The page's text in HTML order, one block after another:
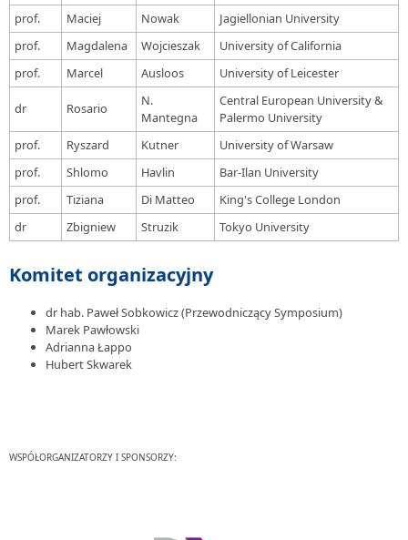
prof. Maciej Nowak
Jagiellonian University
prof.
Magdalena Wojcieszak
University of California
prof.
Marcel Ausloos University of Leicester
dr Rosario
N.
Mantegna
Central European University &
Palermo University
prof.
Ryszard Kutner
University of Warsaw
prof.
Shlomo Havlin
Bar-Ilan University
prof.
Tiziana Di Matteo
King's College London
dr
Zbigniew Struzik Tokyo University
Komitet organizacyjny
dr hab. Paweł Sobkowicz (Przewodniczący Symposium)
Marek Pawłowski
Adrianna Łappo
Hubert Skwarek
WSPÓŁORGANIZATORZY I SPONSORZY: